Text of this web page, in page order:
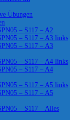
Übungen
– S117 – A2
– S117 – A3 links
– S117 – A3
– S117 – A4 links
– S117 – A4
– S117 – A5 links
– S117 – A5
– S117 – Alles